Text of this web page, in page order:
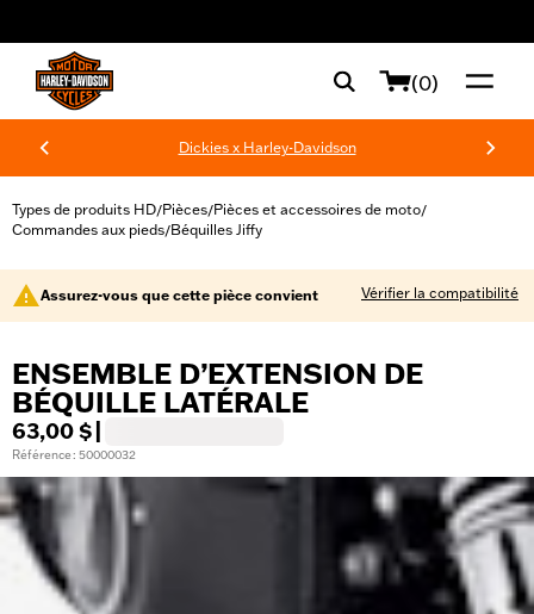
(0)
Dickies x Harley-Davidson
Types de produits HD/Pièces/Pièces et accessoires de moto/
Commandes aux pieds/Béquilles Jiffy
Assurez-vous que cette pièce convient Vérifier la compatibilité
ENSEMBLE D’EXTENSION DE
BÉQUILLE LATÉRALE
63,00 $
Référence : 50000032